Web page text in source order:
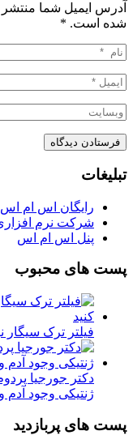
آدرس ایمیل شما
شده است. *
تبلیغات
رایگان اس ام اس
شرکت نرم
پنل اس ام اس
پست های محبوب
فیلتر ترک سیگار
دکتر جورجیا
ژنتیکی وجود آدم
پست های پربازدید